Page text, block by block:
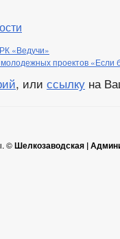
«Ведучи»
молодежных проектов
, или ссылку на
©Шелкозаводская |